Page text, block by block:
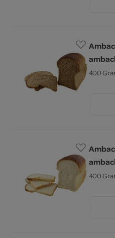
400
400